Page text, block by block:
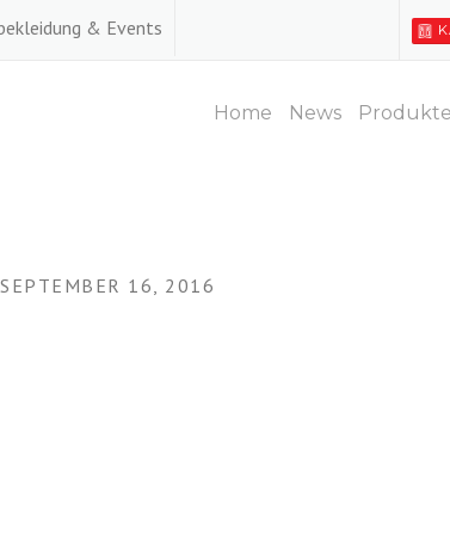
& Events
Home News Produkte
SEPTEMBER 16, 2016